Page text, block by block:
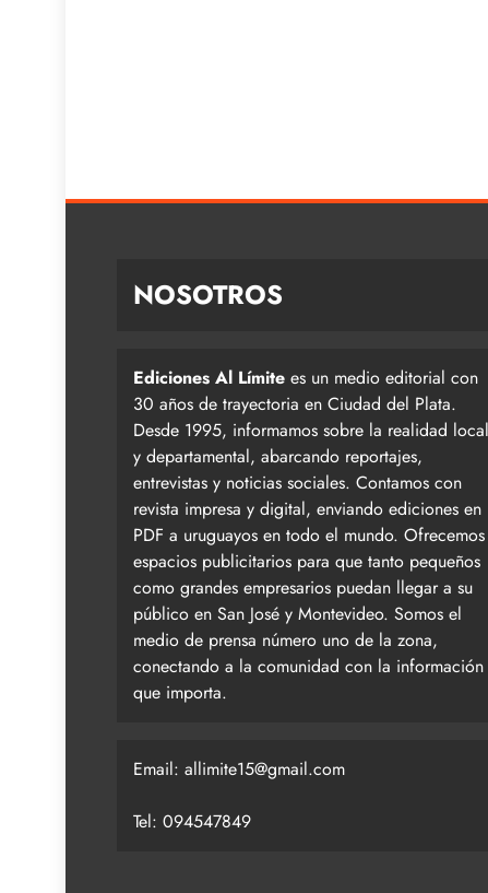
NOSOTROS
Ediciones Al Límite es un medio editorial con
30 años de trayectoria en Ciudad del Plata.
Desde 1995, informamos sobre la realidad local
y departamental, abarcando reportajes,
entrevistas y noticias sociales. Contamos con
revista impresa y digital, enviando ediciones en
PDF a uruguayos en todo el mundo. Ofrecemos
espacios publicitarios para que tanto pequeños
como grandes empresarios puedan llegar a su
público en San José y Montevideo. Somos el
medio de prensa número uno de la zona,
conectando a la comunidad con la información
que importa.
Email: allimite15@gmail.com
Tel: 094547849